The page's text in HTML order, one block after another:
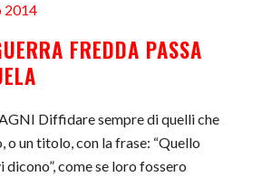
2014
FREDDA PASSA
Diffidare sempre di quelli che
o un titolo, con la frase: “Quello
dicono”, come se loro fossero